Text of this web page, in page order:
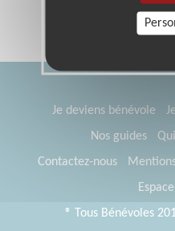
Je deviens bénévole
Nos guides
Contactez-nous
® Tous Bénévoles